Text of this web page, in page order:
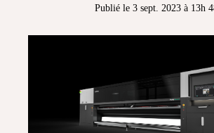
Publié le 3 sept. 2023 à 13h